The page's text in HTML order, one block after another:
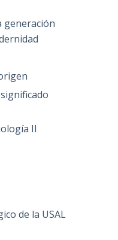
generación
II
de la USAL